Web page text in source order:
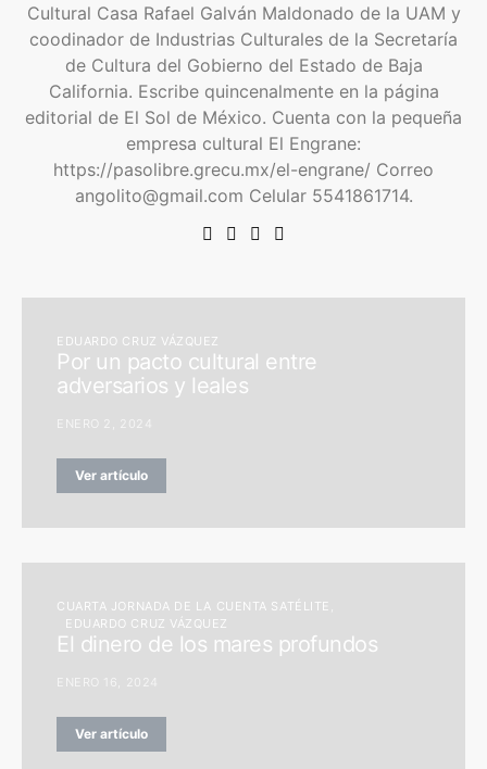
Cultural Casa Rafael Galván Maldonado de la UAM y
coodinador de Industrias Culturales de la Secretaría
de Cultura del Gobierno del Estado de Baja
California. Escribe quincenalmente en la página
editorial de El Sol de México. Cuenta con la pequeña
empresa cultural El Engrane:
https://pasolibre.grecu.mx/el-engrane/ Correo
angolito@gmail.com Celular 5541861714.
EDUARDO CRUZ VÁZQUEZ
Por un pacto cultural entre
adversarios y leales
ENERO 2, 2024
Ver artículo
CUARTA JORNADA DE LA CUENTA SATÉLITE
EDUARDO CRUZ VÁZQUEZ
El dinero de los mares profundos
ENERO 16, 2024
Ver artículo